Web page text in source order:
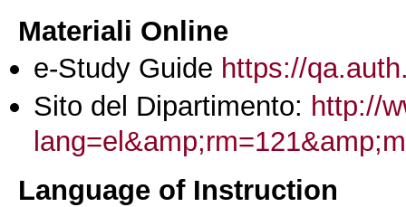
Materiali Online
e-Study Guide https://
Sito del Dipartimento: http://
Language of Instruction